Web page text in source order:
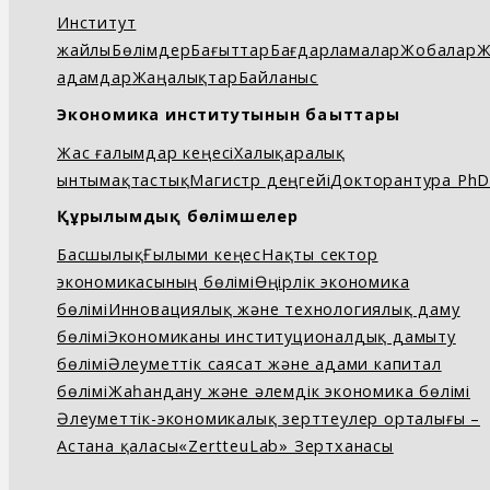
Институт
жайлыБөлімдерБағыттарБағдарламаларЖобалар
адамдарЖаңалықтарБайланыс
Экономика институтынын бағыттары
Жас ғалымдар кеңесіХалықаралық
ынтымақтастықМагистр деңгейіДокторантура PhD
Құрылымдық бөлімшелер
БасшылықҒылыми кеңесНақты сектор
экономикасының бөліміӨңірлік экономика
бөліміИнновациялық және технологиялық даму
бөліміЭкономиканы институционалдық дамыту
бөліміӘлеуметтік саясат және адами капитал
бөліміЖаһандану және әлемдік экономика бөлімі
Әлеуметтік-экономикалық зерттеулер орталығы –
Астана қаласы«ZertteuLab» Зертханасы